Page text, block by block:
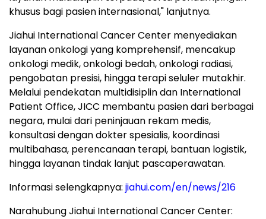
khusus bagi pasien internasional," lanjutnya.
Jiahui International Cancer Center menyediakan
layanan onkologi yang komprehensif, mencakup
onkologi medik, onkologi bedah, onkologi radiasi,
pengobatan presisi, hingga terapi seluler mutakhir.
Melalui pendekatan multidisiplin dan International
Patient Office, JICC membantu pasien dari berbagai
negara, mulai dari peninjauan rekam medis,
konsultasi dengan dokter spesialis, koordinasi
multibahasa, perencanaan terapi, bantuan logistik,
hingga layanan tindak lanjut pascaperawatan.
Informasi selengkapnya: jiahui.com/en/news/216
Narahubung Jiahui International Cancer Center: